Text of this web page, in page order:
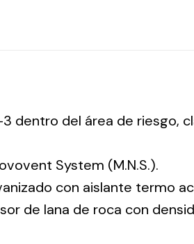
3 dentro del área de riesgo,
System (M.N.S.).
con aislante termo
de lana de roca con